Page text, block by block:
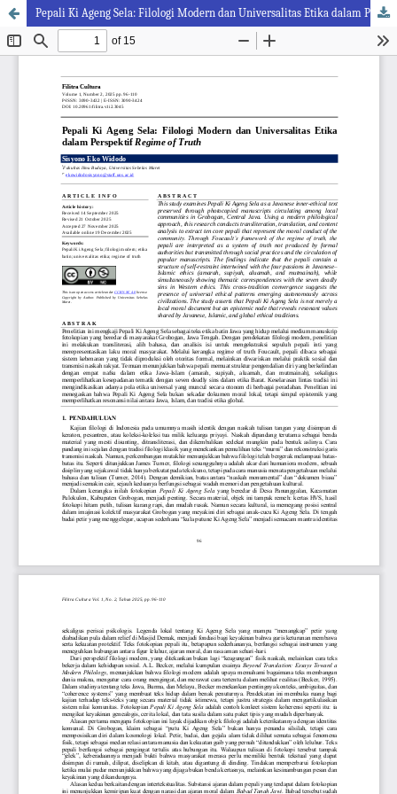
Pepali Ki Ageng Sela: Filologi Modern dan Universalitas Etika dalam Perspektif Regime of Truth